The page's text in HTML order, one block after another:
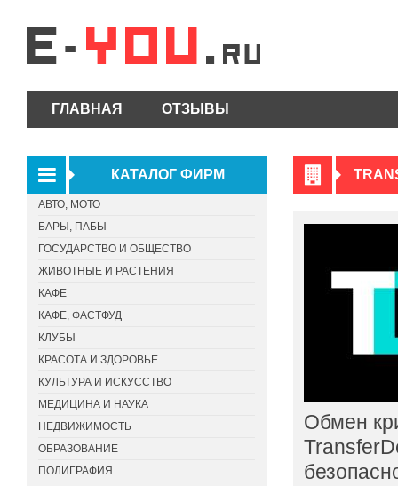
ГЛАВНАЯ ОТЗЫВЫ
Обмен
КАТАЛОГ ФИРМ
АВТО, МОТО
БАРЫ, ПАБЫ
ГОСУДАРСТВО И ОБЩЕСТВО
ЖИВОТНЫЕ И РАСТЕНИЯ
КАФЕ
КАФЕ, ФАСТФУД
КЛУБЫ
КРАСОТА И ЗДОРОВЬЕ
КУЛЬТУРА И ИСКУССТВО
МЕДИЦИНА И НАУКА
НЕДВИЖИМОСТЬ
ОБРАЗОВАНИЕ
ПОЛИГРАФИЯ